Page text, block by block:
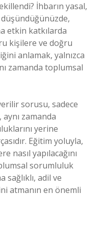
İhbarın yasal,
etkin katkılarda
kişilere ve doğru
anlamak, yalnızca
zamanda toplumsal
sorusu, sadece
zamanda
yerine
Eğitim yoluyla,
nasıl yapılacağını
sorumluluk
adil ve
atmanın en önemli